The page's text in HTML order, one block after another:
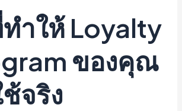
ำให้ Loyalty
ของคุณ
จริง